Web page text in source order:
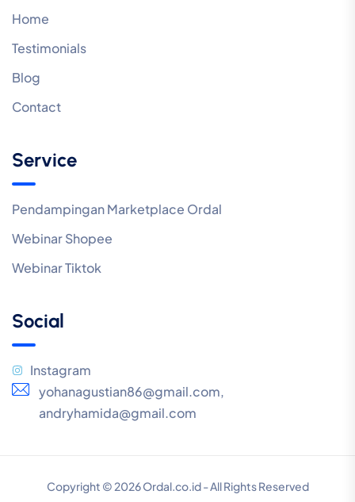
Home
Testimonials
Blog
Contact
Service
Pendampingan Marketplace Ordal
Webinar Shopee
Webinar Tiktok
Social
Instagram
yohanagustian86@gmail.com,
andryhamida@gmail.com
Copyright © 2026 Ordal.co.id - All Rights Reserved